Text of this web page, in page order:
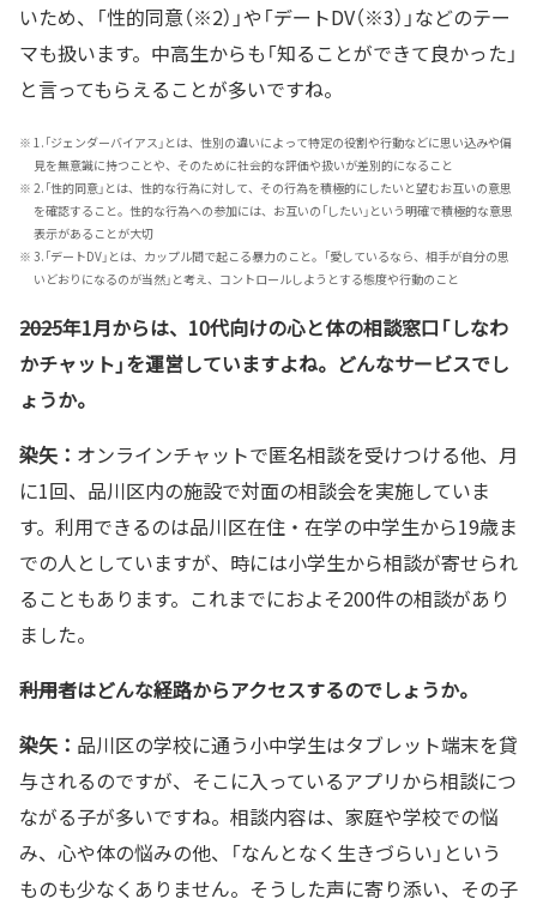
いため、「性的同意（※2）」や「デートDV（※3）」などのテー
マも扱います。中高生からも「知ることができて良かった」
と言ってもらえることが多いですね。
※ 1.「ジェンダーバイアス」とは、性別の違いによって特定の役割や行動などに思い込みや偏
見を無意識に持つことや、そのために社会的な評価や扱いが差別的になること
※ 2.「性的同意」とは、性的な行為に対して、その行為を積極的にしたいと望むお互いの意思
を確認すること。性的な行為への参加には、お互いの「したい」という明確で積極的な意思
表示があることが大切
※ 3.「デートDV」とは、カップル間で起こる暴力のこと。「愛しているなら、相手が自分の思
いどおりになるのが当然」と考え、コントロールしようとする態度や行動のこと
――2025年1月からは、10代向けの心と体の相談窓口「しなわ
かチャット」を運営していますよね。どんなサービスでし
ょうか。
染矢： オンラインチャットで匿名相談を受けつける他、月
に1回、品川区内の施設で対面の相談会を実施していま
す。利用できるのは品川区在住・在学の中学生から19歳ま
での人としていますが、時には小学生から相談が寄せられ
ることもあります。これまでにおよそ200件の相談があり
ました。
――利用者はどんな経路からアクセスするのでしょうか。
染矢： 品川区の学校に通う小中学生はタブレット端末を貸
与されるのですが、そこに入っているアプリから相談につ
ながる子が多いですね。相談内容は、家庭や学校での悩
み、心や体の悩みの他、「なんとなく生きづらい」という
ものも少なくありません。そうした声に寄り添い、その子